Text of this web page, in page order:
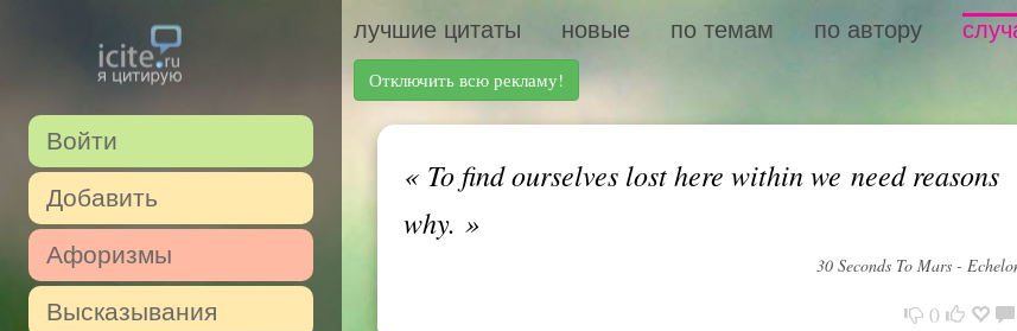
Войти
Добавить
Афоризмы
Высказывания
лучшие цитаты новые по темам по автору
Отключить всю рекламу!
«To find ourselves lost here within we need reasons
why. »
30 Seconds To Mars -
0